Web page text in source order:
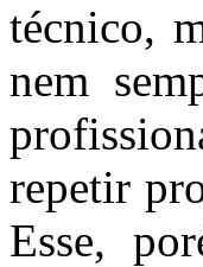
técnico,
nem
repetir
Esse,